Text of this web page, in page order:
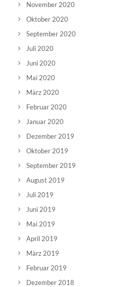
November 2020
Oktober 2020
September 2020
Juli 2020
Juni 2020
Mai 2020
März 2020
Februar 2020
Januar 2020
Dezember 2019
Oktober 2019
September 2019
August 2019
Juli 2019
Juni 2019
Mai 2019
April 2019
März 2019
Februar 2019
Dezember 2018